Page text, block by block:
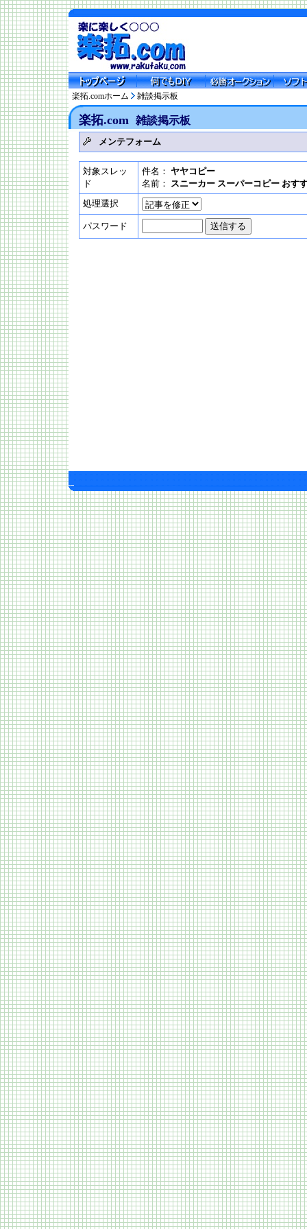
楽拓.comホーム 雑談掲示板
楽拓.com 雑談掲示板
メンテフォーム
対象スレッ
ド
件名： ヤヤコピー
名前： スニーカー スーパーコピー おす
処理選択
パスワード